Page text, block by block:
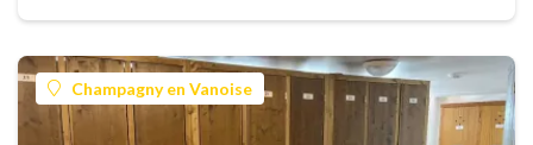
Champagny en Vanoise